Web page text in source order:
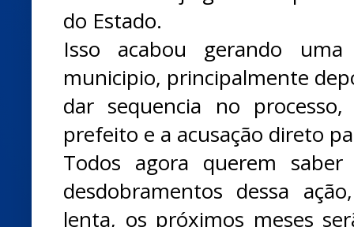
do Estado.
Isso acabou gerando
municipio, principalmente
dar sequencia no
prefeito e a acusação direto
Todos agora querem
desdobramentos dessa
lenta, os próximos meses